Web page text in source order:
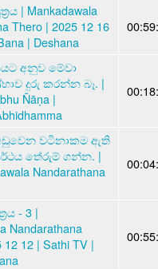
| Mankadawala
Thero | 2025 12 16
| Deshana
අනුව මේවා
දුරු කරන්න බෑ. |
Ñāṇa |
වටිනාකම ඇති
තේරුම් ගන්න. |
Nandarathana
- 3 |
Nandarathana
12 12 | Sathi TV |